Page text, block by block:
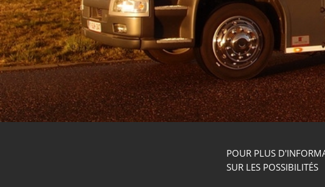
POUR PLUS
SUR LES POSSIBILITÉS